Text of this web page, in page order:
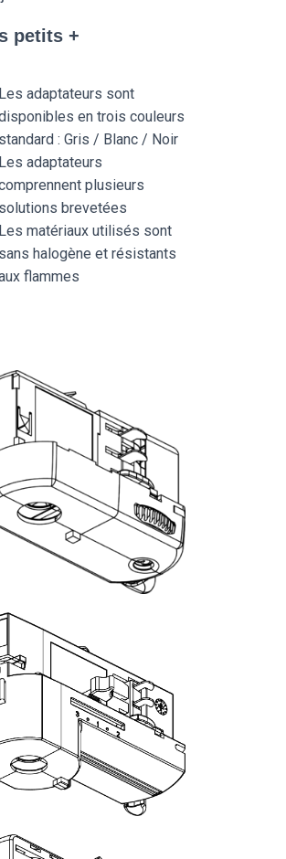
petits +
Les adaptateurs sont
en trois couleurs
standard : Gris / Blanc / Noir
Les adaptateurs
plusieurs
solutions brevetées
Les matériaux utilisés sont
sans halogène et résistants
flammes